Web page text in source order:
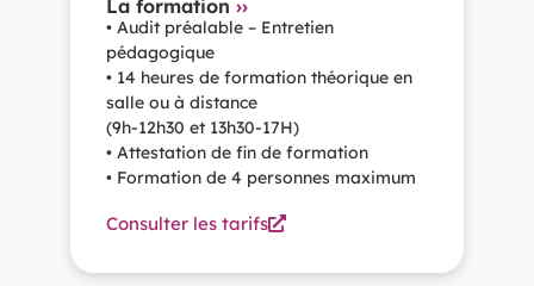
La formation ››
• Audit préalable – Entretien
pédagogique
• 14 heures de formation théorique en
salle ou à distance
(9h-12h30 et 13h30-17H)
• Attestation de fin de formation
• Formation de 4 personnes maximum
Consulter les tarifs